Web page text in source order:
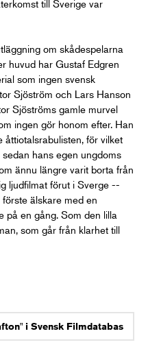
till Sverige var
om skådespelarna
huvud har Gustaf Edgren
som ingen svensk
Sjöström och Lars Hanson
Sjöströms gamle murvel
ingen gör honom efter. Han
för vilket
hans egen ungdoms
ännu längre varit borta från
ljudfilmat förut i Sverge --
älskare med en
på en gång. Som den lilla
som går från klarhet till
i Svensk Filmdatabas